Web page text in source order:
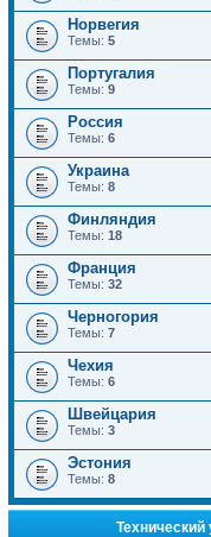
Норвегия
Темы: 5
Португалия
Темы: 9
Россия
Темы: 6
Украина
Темы: 8
Финляндия
Темы: 18
Франция
Темы: 32
Черногория
Темы: 7
Чехия
Темы: 6
Швейцария
Темы: 3
Эстония
Темы: 8
Технический